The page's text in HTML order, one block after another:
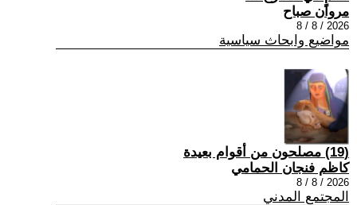
مروان صباح
2026 / 8 / 8
مواضيع وابحاث سياسية
(19) مصلحون من أقوام بعيدة
كاظم فنجان الحمامي
2026 / 8 / 8
المجتمع المدني